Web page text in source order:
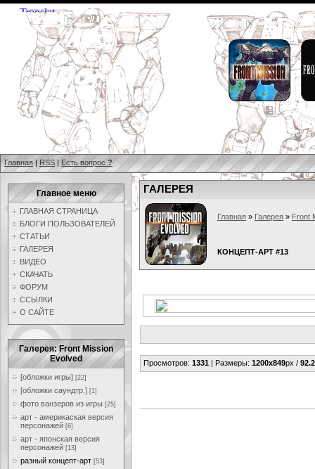
Главная | RSS | Есть вопрос ?
Главное меню
ГЛАВНАЯ СТРАНИЦА
БЛОГИ ПОЛЬЗОВАТЕЛЕЙ
СТАТЬИ
ГАЛЕРЕЯ
ВИДЕО
СКАЧАТЬ
ФОРУМ
ССЫЛКИ
О САЙТЕ
Галерея: Front Mission
Evolved
[обложки игры] [22]
[обложки саундтр.] [1]
фото ванзеров из игры [25]
арт - америкаская версия
персонажей [6]
арт - японская версия
персонажей [13]
разный концепт-арт [53]
ГАЛЕРЕЯ
Главная » Галерея » Front
КОНЦЕПТ-АРТ #13
Просмотров: 1331 | Размеры: 1200x849px / 92.2